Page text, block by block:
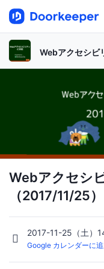
Webアクセシビ
Webアクセシ
（2017/11/25）
2017-11-25（土）
Google カレンダーに